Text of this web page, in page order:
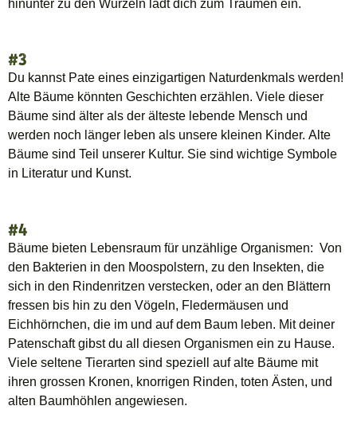
hinunter zu den Wurzeln lädt dich zum Träumen ein.
#3
Du kannst Pate eines einzigartigen Naturdenkmals werden!
Alte Bäume könnten Geschichten erzählen. Viele dieser
Bäume sind älter als der älteste lebende Mensch und
werden noch länger leben als unsere kleinen Kinder. Alte
Bäume sind Teil unserer Kultur. Sie sind wichtige Symbole
in Literatur und Kunst.
#4
Bäume bieten Lebensraum für unzählige Organismen: Von
den Bakterien in den Moospolstern, zu den Insekten, die
sich in den Rindenritzen verstecken, oder an den Blättern
fressen bis hin zu den Vögeln, Fledermäusen und
Eichhörnchen, die im und auf dem Baum leben. Mit deiner
Patenschaft gibst du all diesen Organismen ein zu Hause.
Viele seltene Tierarten sind speziell auf alte Bäume mit
ihren grossen Kronen, knorrigen Rinden, toten Ästen, und
alten Baumhöhlen angewiesen.